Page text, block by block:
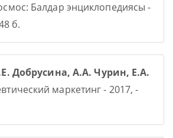
Балдар энциклопедиясы -
б.
Добрусина, А.А. Чурин, Е.А.
маркетинг - 2017, -